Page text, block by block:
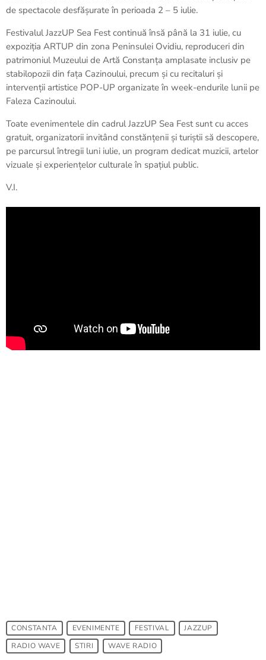
de spectacole desfășurate în perioada 2 – 5 iulie.
Festivalul JazzUP Sea Fest continuă însă până la 31 iulie, cu
expoziția ARTUP din zona Peninsulei Ovidiu, reproduceri din
patrimoniul Muzeului de Artă Constanța amplasate inclusiv pe
stabilopozii din fața Cazinoului, precum și cu recitaluri și
intervenții artistice POP-UP organizate în week-endurile lunii pe
Faleza Cazinoului.
Toate evenimentele din cadrul JazzUP Sea Fest sunt cu acces
gratuit, organizatorii invitând constănțenii și turiștii să descopere,
pe parcursul întregii luni iulie, un program dedicat muzicii, artelor
vizuale și experiențelor culturale în spațiul public.
V.I.
CONSTANTA EVENIMENTE FESTIVAL
JAZZUP
RADIO WAVE
STIRI WAVE RADIO